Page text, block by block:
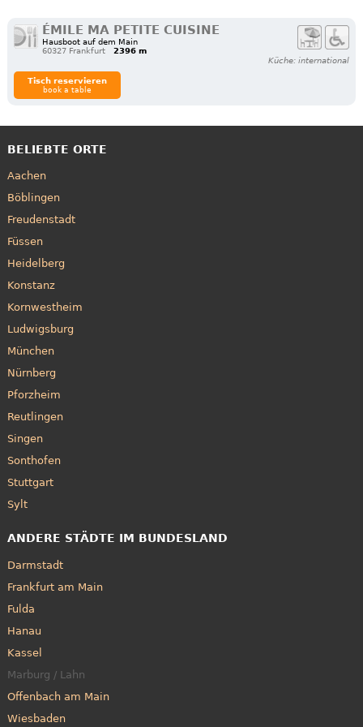
ÉMILE MA PETITE CUISINE
Hausboot auf dem Main
60327 Frankfurt
2396 m
Küche: international
Tisch reservieren
book a table
BELIEBTE ORTE
Aachen
Böblingen
Freudenstadt
Füssen
Heidelberg
Konstanz
Kornwestheim
Ludwigsburg
München
Nürnberg
Pforzheim
Reutlingen
Singen
Sonthofen
Stuttgart
Sylt
ANDERE STÄDTE IM BUNDESLAND
Darmstadt
Frankfurt am Main
Fulda
Hanau
Kassel
Marburg / Lahn
Offenbach am Main
Wiesbaden